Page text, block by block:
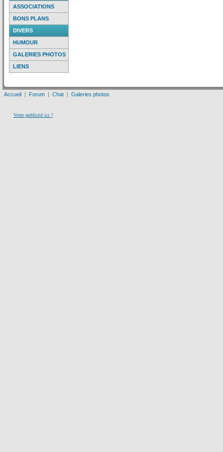
ASSOCIATIONS
BONS PLANS
DIVERS
HUMOUR
GALERIES PHOTOS
LIENS
Accueil | Forum | Chat | Galeries photos
Votre publicité ici ?